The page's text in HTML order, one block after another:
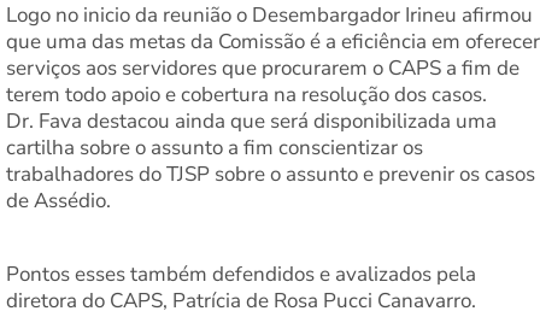
Logo no inicio da reunião o Desembargador Irineu afirmou
que uma das metas da Comissão é a eficiência em oferecer
serviços aos servidores que procurarem o CAPS a fim de
terem todo apoio e cobertura na resolução dos casos.
Dr. Fava destacou ainda que será disponibilizada uma
cartilha sobre o assunto a fim conscientizar os
trabalhadores do TJSP sobre o assunto e prevenir os casos
de Assédio.
Pontos esses também defendidos e avalizados pela
diretora do CAPS, Patrícia de Rosa Pucci Canavarro.